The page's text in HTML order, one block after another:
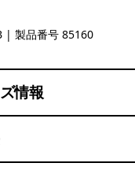
Blue
| 製品番号 85160
情報